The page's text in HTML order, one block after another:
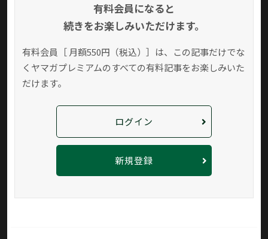
有料会員になると
続きをお楽しみいただけます。
有料会員［ 月額550円（税込）］は、この記事だけでな
く ヤマガプレミアムのすべての有料記事をお楽しみいた
だけます。
ログイン
新規登録